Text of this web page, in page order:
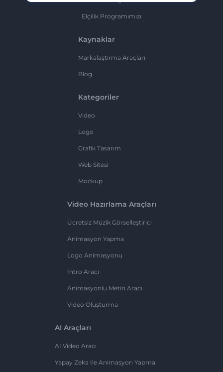
Elçilik Programımızı
Kaynaklar
Markalaştırma Araçları
Blog
Kategoriler
Video
Logo
Grafik Tasarım
Web Sitesi
Mockup
Video Hazırlama Araçları
Ücretsiz Müzik Görselleştirici
Animasyon Yapma
Logo Animasyonu
İntro Aracı
Animasyonlu Metin Aracı
Video Oluşturma
AI Araçları
AI Video Aracı
Yapay Zeka Ile Animasyon Yapma